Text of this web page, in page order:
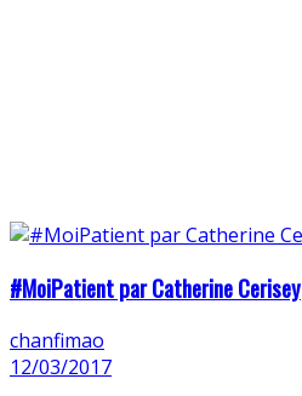
#MoiPatient par Catherine Cerisey
chanfimao
12/03/2017